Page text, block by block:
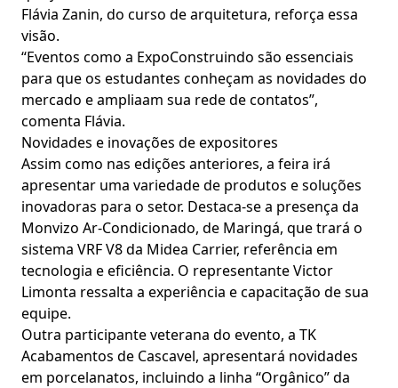
Flávia Zanin, do curso de arquitetura, reforça essa
visão.
“Eventos como a ExpoConstruindo são essenciais
para que os estudantes conheçam as novidades do
mercado e ampliaam sua rede de contatos”,
comenta Flávia.
Novidades e inovações de expositores
Assim como nas edições anteriores, a feira irá
apresentar uma variedade de produtos e soluções
inovadoras para o setor. Destaca-se a presença da
Monvizo Ar-Condicionado, de Maringá, que trará o
sistema VRF V8 da Midea Carrier, referência em
tecnologia e eficiência. O representante Victor
Limonta ressalta a experiência e capacitação de sua
equipe.
Outra participante veterana do evento, a TK
Acabamentos de Cascavel, apresentará novidades
em porcelanatos, incluindo a linha “Orgânico” da